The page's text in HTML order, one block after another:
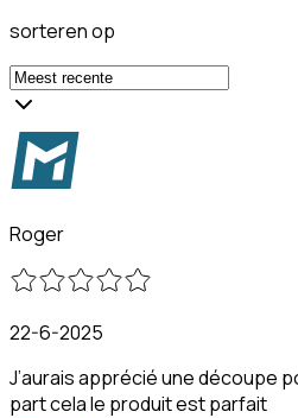
sorteren op
Roger
22-6-2025
J’aurais apprécié une découpe
part cela le produit est parfait